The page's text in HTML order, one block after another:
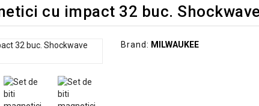
cu impact 32 buc.
Brand: MILWAUKEE